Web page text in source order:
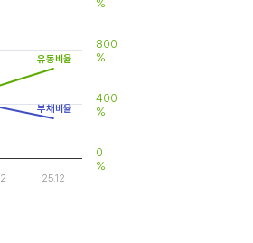
25.12
0
%
400
%
800
%
%
부채비율
유동비율